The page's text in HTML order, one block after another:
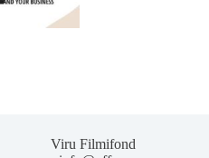
Viru Filmifond